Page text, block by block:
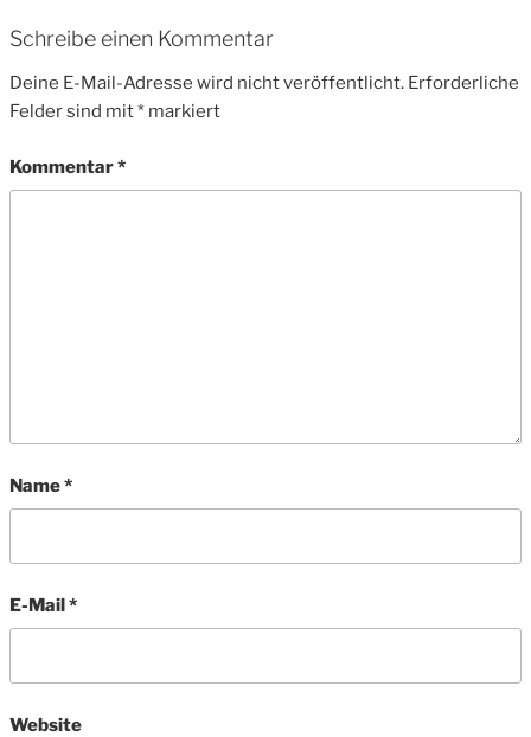
Schreibe einen Kommentar
Deine E-Mail-Adresse wird nicht veröffentlicht. Erforderliche
Felder sind mit* markiert
Kommentar*
Name*
E-Mail*
Website